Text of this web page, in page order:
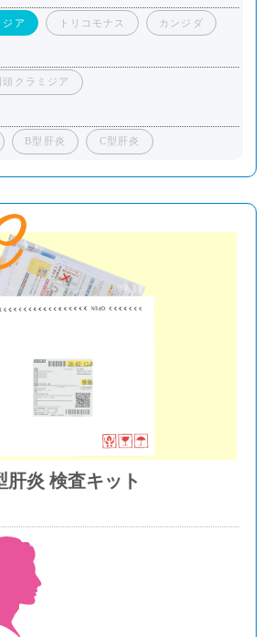
ジア トリコモナス カンジダ
頭クラミジア
B型肝炎 C型肝炎
肝炎 検査キット